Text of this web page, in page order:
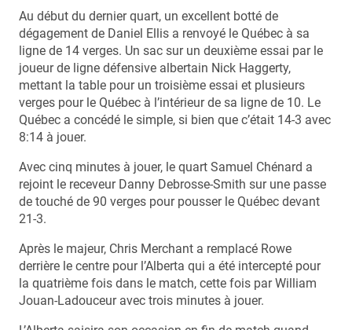
Au début du dernier quart, un excellent botté de
dégagement de Daniel Ellis a renvoyé le Québec à sa
ligne de 14 verges. Un sac sur un deuxième essai par le
joueur de ligne défensive albertain Nick Haggerty,
mettant la table pour un troisième essai et plusieurs
verges pour le Québec à l’intérieur de sa ligne de 10. Le
Québec a concédé le simple, si bien que c’était 14-3 avec
8:14 à jouer.
Avec cinq minutes à jouer, le quart Samuel Chénard a
rejoint le receveur Danny Debrosse-Smith sur une passe
de touché de 90 verges pour pousser le Québec devant
21-3.
Après le majeur, Chris Merchant a remplacé Rowe
derrière le centre pour l’Alberta qui a été intercepté pour
la quatrième fois dans le match, cette fois par William
Jouan-Ladouceur avec trois minutes à jouer.